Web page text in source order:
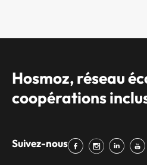
Hosmoz, réseau
coopérations
Suivez-nous